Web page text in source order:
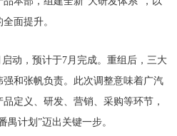
面提升。
动，预计于7月完成。重组后，三大
和张帆负责。此次调整意味着广汽
定义、研发、营销、采购等环节，
禺计划”迈出关键一步。